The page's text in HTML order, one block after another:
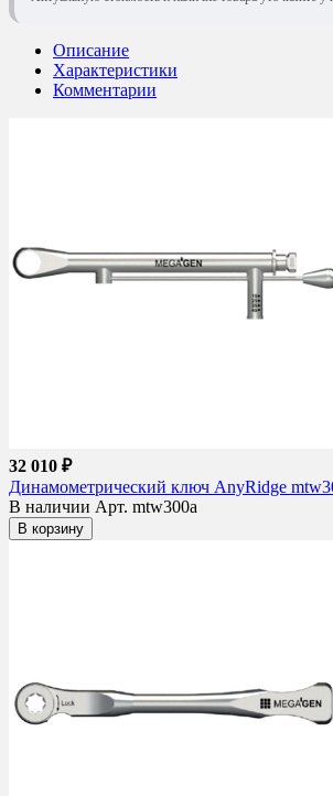
Описание
Характеристики
Комментарии
32 010 ₽
Динамометрический ключ AnyRidge
В наличии Арт. mtw300a
В корзину